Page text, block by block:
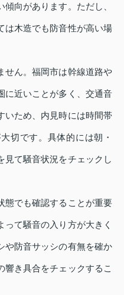
向があります。ただし、
は木造でも防音性が高い場
せん。福岡市は幹線道路や
に近いことが多く、交通音
いため、内見時には時間帯
切です。具体的には朝・
見て騒音状況をチェックし
態でも確認することが重要
て騒音の入り方が大きく
や防音サッシの有無を確か
き具合をチェックするこ